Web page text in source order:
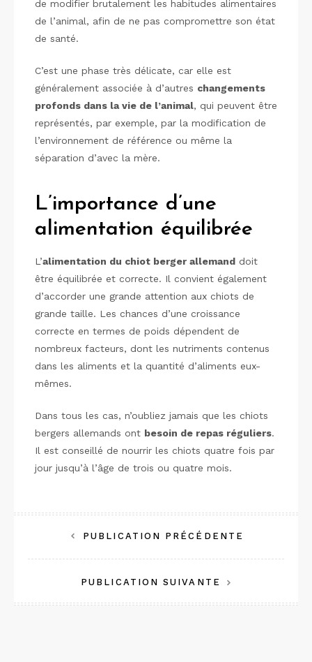
de modifier brutalement les habitudes alimentaires
de l’animal, afin de ne pas compromettre son état
de santé.
C’est une phase très délicate, car elle est
généralement associée à d’autres changements
profonds dans la vie de l’animal, qui peuvent être
représentés, par exemple, par la modification de
l’environnement de référence ou même la
séparation d’avec la mère.
L’importance d’une
alimentation équilibrée
L’alimentation du chiot berger allemand doit
être équilibrée et correcte. Il convient également
d’accorder une grande attention aux chiots de
grande taille. Les chances d’une croissance
correcte en termes de poids dépendent de
nombreux facteurs, dont les nutriments contenus
dans les aliments et la quantité d’aliments eux-
mêmes.
Dans tous les cas, n’oubliez jamais que les chiots
bergers allemands ont besoin de repas réguliers.
Il est conseillé de nourrir les chiots quatre fois par
jour jusqu’à l’âge de trois ou quatre mois.
Navigation
de
l’article
PUBLICATION PRÉCÉDENTE
PUBLICATION SUIVANTE